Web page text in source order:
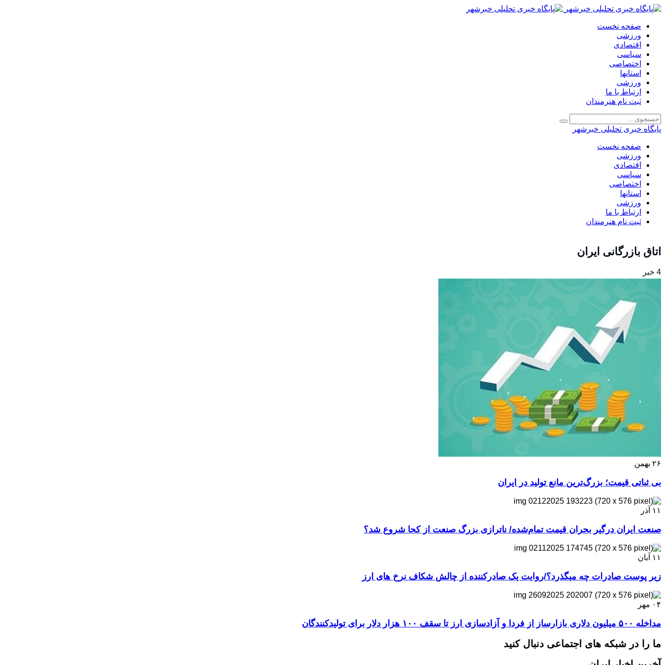
صفحه نخست
ورزشی
اقتصادی
سیاسی
اختصاصی
استانها
ورزشی
ارتباط با ما
ثبت نام هنرمندان
پایگاه خبری تحلیلی خبرشهر
صفحه نخست
ورزشی
اقتصادی
سیاسی
اختصاصی
استانها
ورزشی
ارتباط با ما
ثبت نام هنرمندان
اتاق بازرگانی ایران
4 خبر
۲۶ بهمن
بی ثباتی قیمت؛ بزرگ‌ترین مانع تولید در ایران
۱۱ آذر
صنعت ایران درگیر بحران قیمت تمام‌شده/ ناترازی بزرگ صنعت از کجا شروع شد؟
۱۱ آبان
زیر پوست صادرات چه میگذرد؟/روایت یک صادرکننده از چالش شکاف نرخ های ارز
۰۴ مهر
مداخله ۵۰۰ میلیون دلاری بازارساز از فردا و آزادسازی ارز تا سقف ۱۰۰ هزار دلار برای تولیدکنندگان
ما را در شبکه های اجتماعی دنبال کنید